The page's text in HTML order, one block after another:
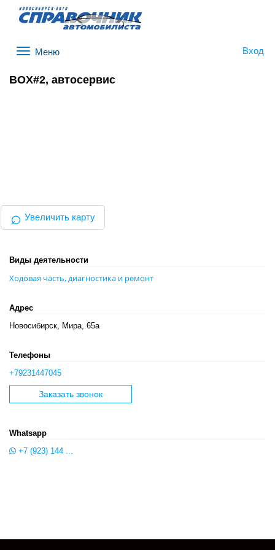
Вход
BOX#2, автосервис
⌕ Увеличить карту
Виды деятельности
Ходовая часть, диагностика и ремонт
Адрес
Новосибирск, Мира, 65а
Телефоны
+79231447045
Заказать звонок
Whatsapp
+7 (923) 144 ...